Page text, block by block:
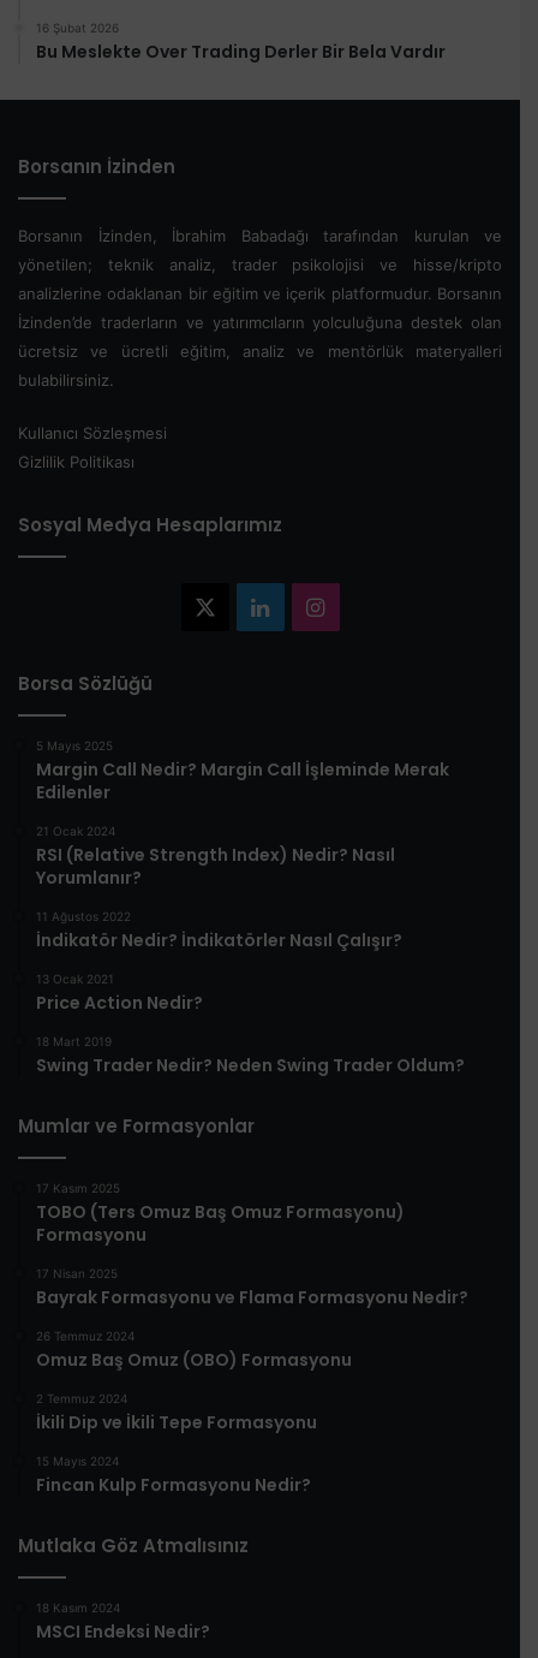
16 Şubat 2026
Bu Meslekte Over Trading Derler Bir Bela Vardır
Borsanın İzinden
Borsanın İzinden, İbrahim Babadağı tarafından kurulan ve
yönetilen; teknik analiz, trader psikolojisi ve hisse/kripto
analizlerine odaklanan bir eğitim ve içerik platformudur. Borsanın
İzinden’de traderların ve yatırımcıların yolculuğuna destek olan
ücretsiz ve ücretli eğitim, analiz ve mentörlük materyalleri
bulabilirsiniz.
Kullanıcı Sözleşmesi
Gizlilik Politikası
Sosyal Medya Hesaplarımız
LinkedInInstagram
Borsa Sözlüğü
5 Mayıs 2025
​Margin Call Nedir? Margin Call İşleminde Merak
Edilenler​
21 Ocak 2024
RSI (Relative Strength Index) Nedir? Nasıl
Yorumlanır?
11 Ağustos 2022
İndikatör Nedir? İndikatörler Nasıl Çalışır?
13 Ocak 2021
Price Action Nedir?
18 Mart 2019
Swing Trader Nedir? Neden Swing Trader Oldum?
Mumlar ve Formasyonlar
17 Kasım 2025
TOBO (Ters Omuz Baş Omuz Formasyonu)
Formasyonu
17 Nisan 2025
Bayrak Formasyonu ve Flama Formasyonu Nedir?
26 Temmuz 2024
Omuz Baş Omuz (OBO) Formasyonu
2 Temmuz 2024
İkili Dip ve İkili Tepe Formasyonu
15 Mayıs 2024
Fincan Kulp Formasyonu Nedir?
Mutlaka Göz Atmalısınız
18 Kasım 2024
MSCI Endeksi Nedir?